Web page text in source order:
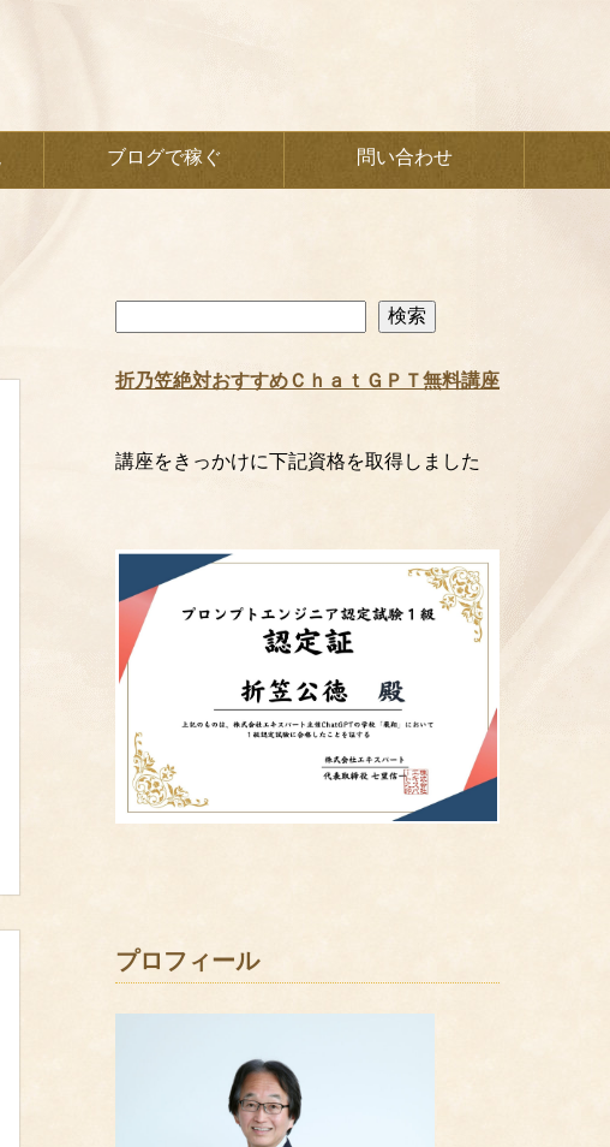
ブログで稼ぐ 問い合わせ
索
検索
折乃笠絶対おすすめＣｈａｔＧＰＴ無料講座
講座をきっかけに下記資格を取得しました
プロフィール